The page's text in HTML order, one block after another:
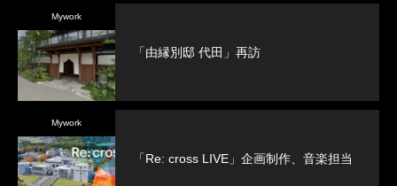
Mywork
「由縁別邸 代田」再訪
Mywork
「Re: cross LIVE」企画制作、音楽担当